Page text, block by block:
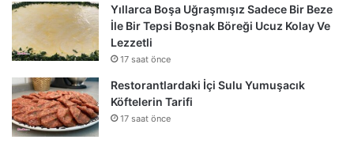
Yıllarca Boşa Uğraşmışız Sadece Bir Beze
İle Bir Tepsi Boşnak Böreği Ucuz Kolay Ve
Lezzetli
17 saat önce
Restorantlardaki İçi Sulu Yumuşacık
Köftelerin Tarifi
17 saat önce